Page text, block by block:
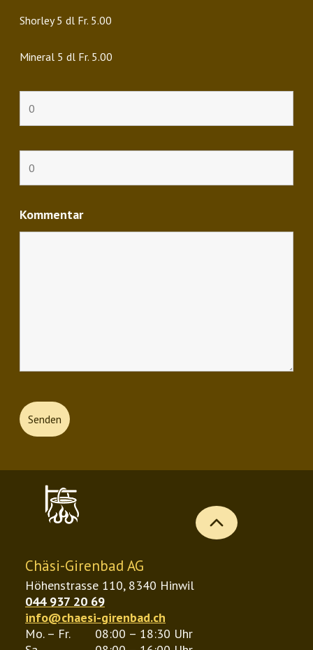
Shorley 5 dl Fr. 5.00
Mineral 5 dl Fr. 5.00
Kommentar
b
Chäsi-Girenbad AG
Höhenstrasse 110, 8340 Hinwil
044 937 20 69
info@chaesi-girenbad.ch
Mo. – Fr.
08:00 – 18:30 Uhr